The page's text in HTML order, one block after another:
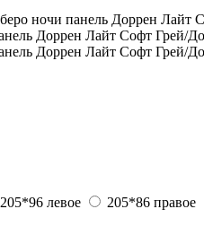
205*96 левое 205*86 правое